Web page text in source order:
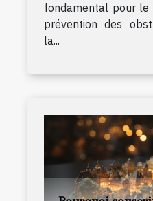
fondamental pour
prévention des
la...